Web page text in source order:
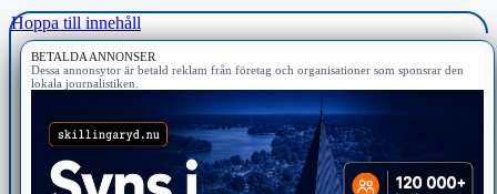
Hoppa till innehåll
BETALDA ANNONSER
Dessa annonsytor är betald reklam från företag och organisationer som sponsrar den
lokala journalistiken.